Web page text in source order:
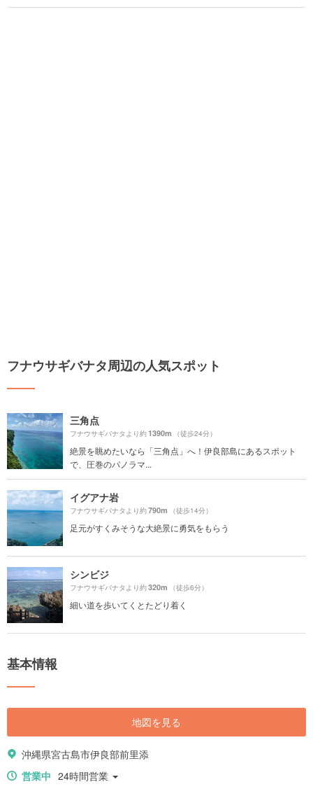
フナウサギバナタ周辺の人気スポット
三角点
フナウサギバナタより約1390m （徒歩24分）
絶景を眺めたいなら「三角点」へ！伊良部島にあるスポット
で、圧巻のパノラマ...
イグアナ岩
フナウサギバナタより約790m （徒歩14分）
足元がすくみそうな大絶景に勇気をもらう
シンビジ
フナウサギバナタより約320m （徒歩6分）
細い道を歩いてくとたどり着く
基本情報
地図を見る
沖縄県宮古島市伊良部前里添
営業中 24時間営業